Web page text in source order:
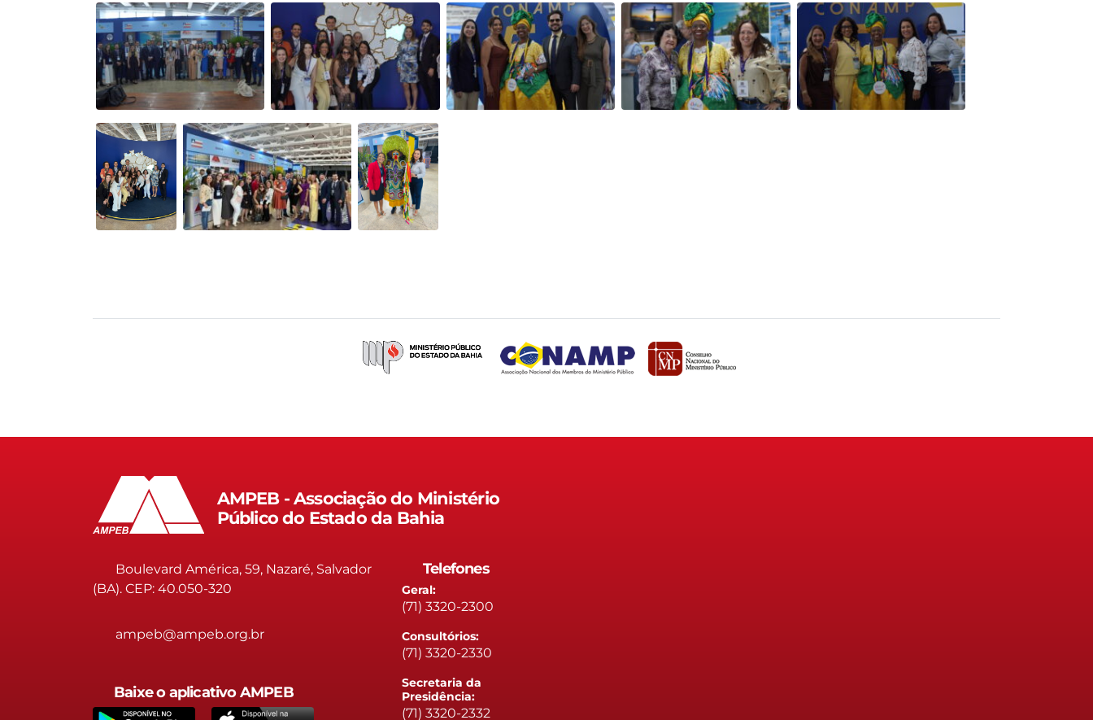
AMPEB - Associação do Ministério
Público do Estado da Bahia
Boulevard América, 59, Nazaré, Salvador
(BA). CEP: 40.050-320
ampeb@ampeb.org.br
Baixe o aplicativo AMPEB
Telefones
Geral:
(71) 3320-2300
Consultórios:
(71) 3320-2330
Secretaria da
Presidência:
(71) 3320-2332